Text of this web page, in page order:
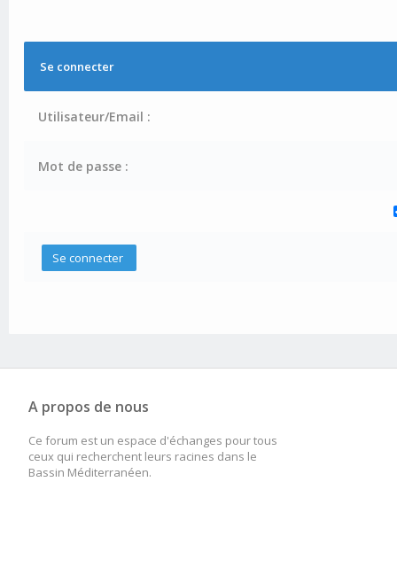
Se connecter
Utilisateur/Email :
Mot de passe :
A propos de nous
Ce forum est un espace d'échanges pour tous
ceux qui recherchent leurs racines dans le
Bassin Méditerranéen.